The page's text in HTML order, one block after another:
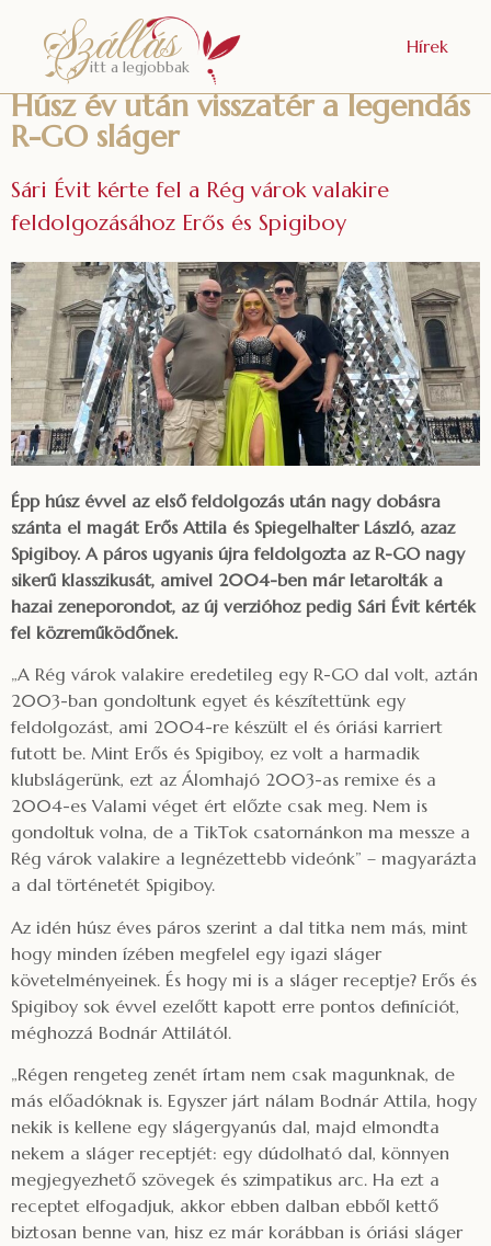
Szállás
itt a legjobbak
Hírek
Húsz év után visszatér a legendás
R-GO sláger
Sári Évit kérte fel a Rég várok valakire
feldolgozásához Erős és Spigiboy
Épp húsz évvel az első feldolgozás után nagy dobásra
szánta el magát Erős Attila és Spiegelhalter László, azaz
Spigiboy. A páros ugyanis újra feldolgozta az R-GO nagy
sikerű klasszikusát, amivel 2004-ben már letarolták a
hazai zeneporondot, az új verzióhoz pedig Sári Évit kérték
fel közreműködőnek.
„A Rég várok valakire eredetileg egy R-GO dal volt, aztán
2003-ban gondoltunk egyet és készítettünk egy
feldolgozást, ami 2004-re készült el és óriási karriert
futott be. Mint Erős és Spigiboy, ez volt a harmadik
klubslágerünk, ezt az Álomhajó 2003-as remixe és a
2004-es Valami véget ért előzte csak meg. Nem is
gondoltuk volna, de a TikTok csatornánkon ma messze a
Rég várok valakire a legnézettebb videónk” – magyarázta
a dal történetét Spigiboy.
Az idén húsz éves páros szerint a dal titka nem más, mint
hogy minden ízében megfelel egy igazi sláger
követelményeinek. És hogy mi is a sláger receptje? Erős és
Spigiboy sok évvel ezelőtt kapott erre pontos definíciót,
méghozzá Bodnár Attilától.
„Régen rengeteg zenét írtam nem csak magunknak, de
más előadóknak is. Egyszer járt nálam Bodnár Attila, hogy
nekik is kellene egy slágergyanús dal, majd elmondta
nekem a sláger receptjét: egy dúdolható dal, könnyen
megjegyezhető szövegek és szimpatikus arc. Ha ezt a
receptet elfogadjuk, akkor ebben dalban ebből kettő
biztosan benne van, hisz ez már korábban is óriási sláger